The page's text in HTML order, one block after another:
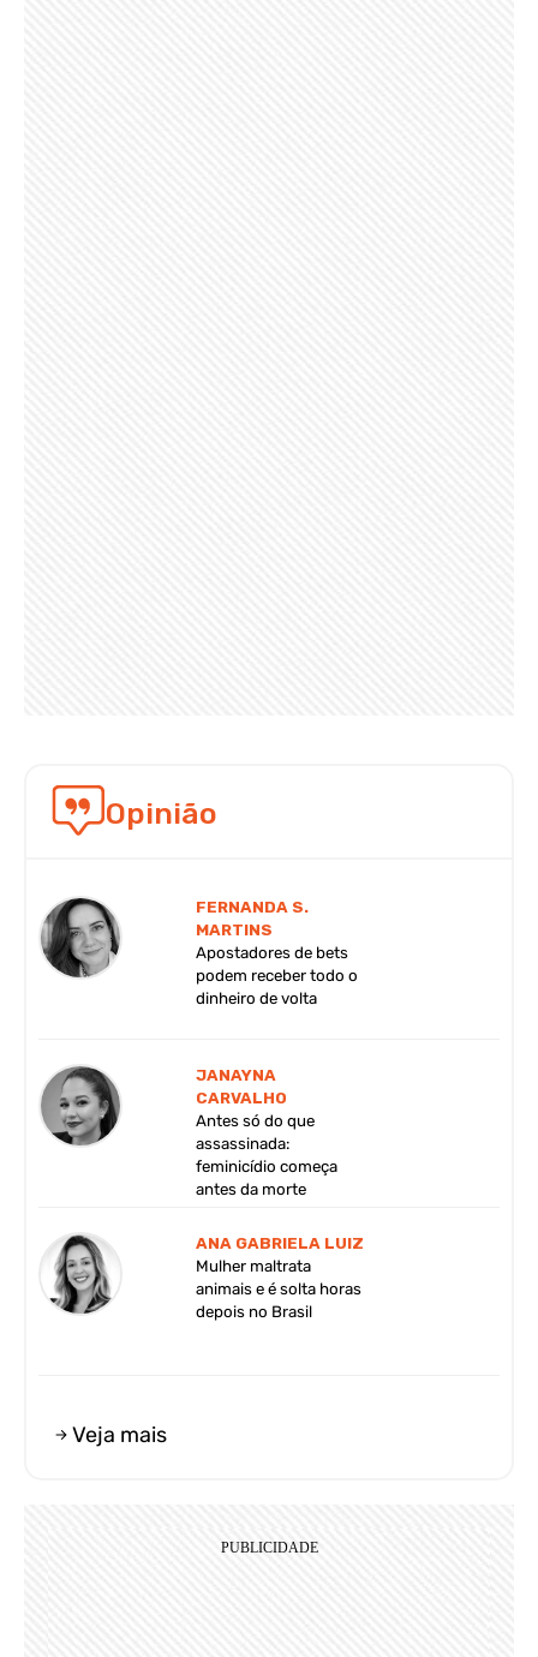
Opinião
FERNANDA S.
MARTINS
Apostadores de bets
podem receber todo o
dinheiro de volta
JANAYNA
CARVALHO
Antes só do que
assassinada:
feminicídio começa
antes da morte
ANA GABRIELA LUIZ
Mulher maltrata
animais e é solta horas
depois no Brasil
Veja mais